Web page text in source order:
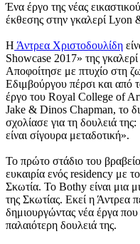
Ένα έργο της νέας
έκθεσης στην γκαλερί
Η Άντρεα Χριστοδουλίδη
Showcase 2017» της
Αποφοίτησε με πτυχίο στη
Εδιμβούργου πέρσι και από
έργο του Royal College of
Jake & Dinos Chapman, το
σχολίασε για τη δουλειά
είναι σίγουρα μεταδοτική».
Το πρώτο στάδιο του
ευκαιρία ενός residency με
Σκωτία. Το Bothy είναι μια
της Σκωτίας. Εκεί η
δημιουργώντας νέα έργα
παλαιότερη δουλειά της.